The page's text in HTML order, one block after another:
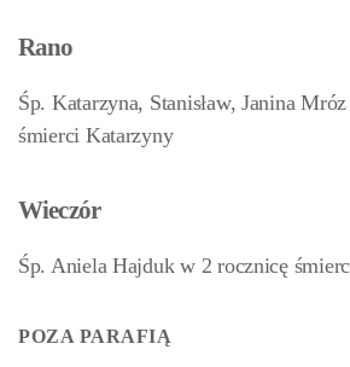
Rano
Śp. Katarzyna, Stanisław, Janina
śmierci Katarzyny
Wieczór
Śp. Aniela Hajduk w 2 rocznicę
POZA PARAFIĄ